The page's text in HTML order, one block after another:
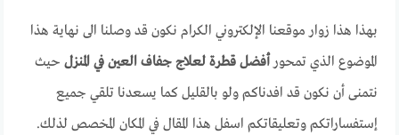
بهذا هذا زوار موقعنا الإلكتروني الكرام نكون قد وصلنا الى نهاية هذا
الموضوع الذي تمحورأفضل قطرة لعلاج جفاف العين في المنزل حيث
نتمنى أن نكون قد افدناكم ولو بالقليل كما يسعدنا تلقي جميع
إستفساراتكم وتعليقاتكم اسفل هذا المقال في المكان المخصص لذلك.